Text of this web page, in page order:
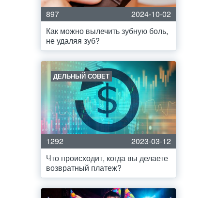
897
2024-10-02
Как можно вылечить зубную боль,
не удаляя зуб?
ДЕЛЬНЫЙ СОВЕТ
1292
2023-03-12
Что происходит, когда вы делаете
возвратный платеж?